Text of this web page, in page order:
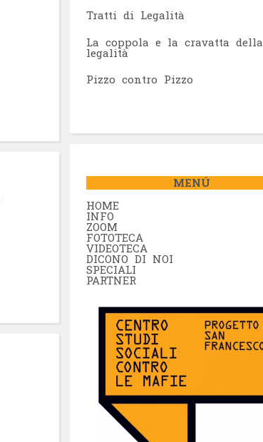
Tratti di Legalità
La coppola e la cravatta della
legalità
Pizzo contro Pizzo
MENÚ
HOME
INFO
ZOOM
FOTOTECA
VIDEOTECA
DICONO DI NOI
SPECIALI
PARTNER